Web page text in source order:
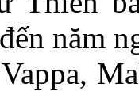
năm